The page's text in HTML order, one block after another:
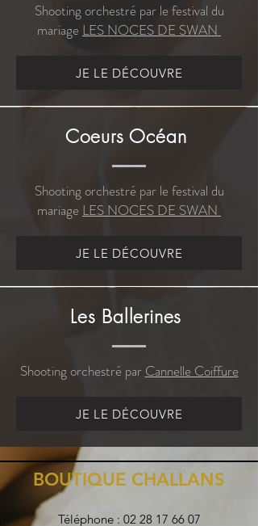
Shooting orchestré par le festival du
mariage LES NOCES DE SWAN
JE LE DÉCOUVRE
Coeurs Océan
Shooting orchestré par le festival du
mariage LES NOCES DE SWAN
JE LE DÉCOUVRE
Les Ballerines
Shooting orchestré par Cannelle Coiffure
JE LE DÉCOUVRE
BOUTIQUE CHALLANS
Téléphone : 02 28 17 66 07